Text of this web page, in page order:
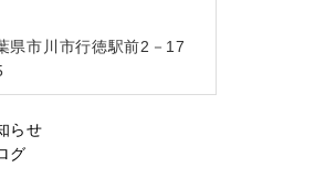
県市川市行徳駅前2－17